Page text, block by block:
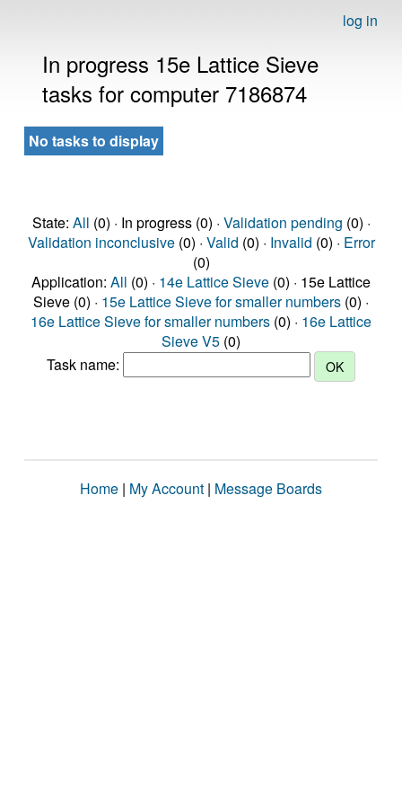
log in
In progress 15e Lattice Sieve
tasks for computer 7186874
No tasks to display
State: All (0) · In progress (0) · Validation pending (0) ·
Validation inconclusive(0) · Valid (0) · Invalid (0) · Error
(0)
Application: All (0) · 14e Lattice Sieve (0) · 15e Lattice
Sieve (0) · 15e Lattice Sieve for smaller numbers (0) ·
16e Lattice Sieve for smaller numbers (0) · 16e Lattice
Sieve V5 (0)
Task name:
Home | My Account | Message Boards